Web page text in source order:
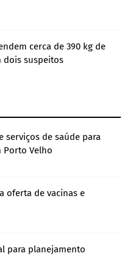
cerca de 390 kg de
dois suspeitos
serviços de saúde para
Porto Velho
oferta de vacinas e
para planejamento